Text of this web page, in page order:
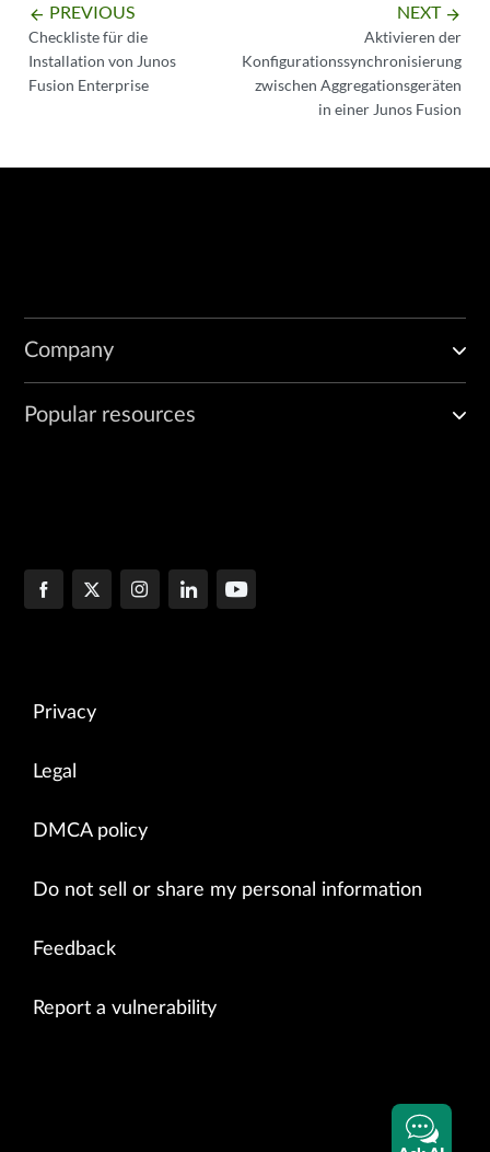
arrow_backward PREVIOUS
Checkliste für die
Installation von Junos
Fusion Enterprise
NEXT arrow_forward
Aktivieren der
Konfigurationssynchronisierung
zwischen Aggregationsgeräten
in einer Junos Fusion
Company
Popular resources
Privacy
Legal
DMCA policy
Do not sell or share my personal information
Feedback
Report a vulnerability